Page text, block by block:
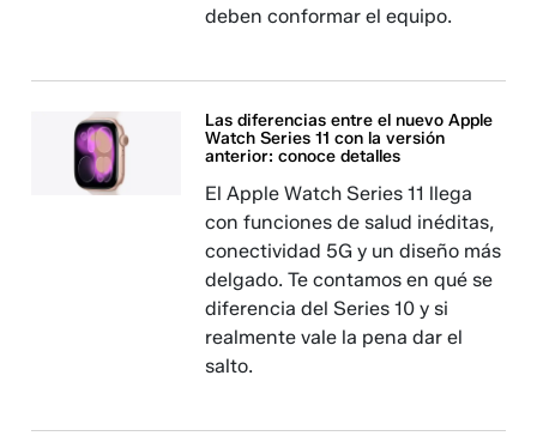
deben conformar el equipo.​​​​​​
Las diferencias entre el nuevo Apple
Watch Series 11 con la versión
anterior: conoce detalles
El Apple Watch Series 11 llega
con funciones de salud inéditas,
conectividad 5G y un diseño más
delgado. Te contamos en qué se
diferencia del Series 10 y si
realmente vale la pena dar el
salto.